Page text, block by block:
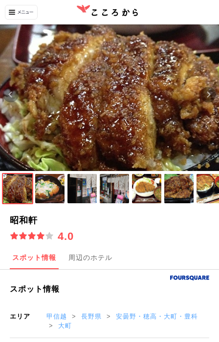
昭和軒
4.0
スポット情報 周辺のホテル
スポット情報
エリア 甲信越 長野県
安曇野・穂高・大町・豊科
大町